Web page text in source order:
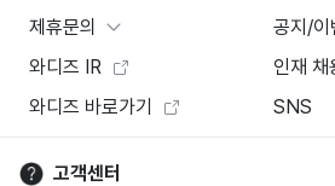
제휴문의
공지/이
와디즈 IR
인재 채
와디즈 바로가기
SNS
고객센터